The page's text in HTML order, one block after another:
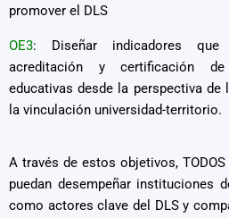
promover el DLS
OE3: Diseñar indicadores
acreditación y certificación de
educativas desde la perspectiva
la vinculación universidad-territorio.
A través de estos objetivos,
puedan desempeñar instituciones
como actores clave del DLS y